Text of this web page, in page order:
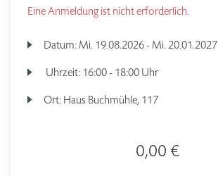
Eine Anmeldung ist nicht erforderlich.
Datum: Mi. 19.08.2026 - Mi. 20.01.2027
Uhrzeit: 16:00 - 18:00 Uhr
Ort: Haus Buchmühle, 117
0,00 €